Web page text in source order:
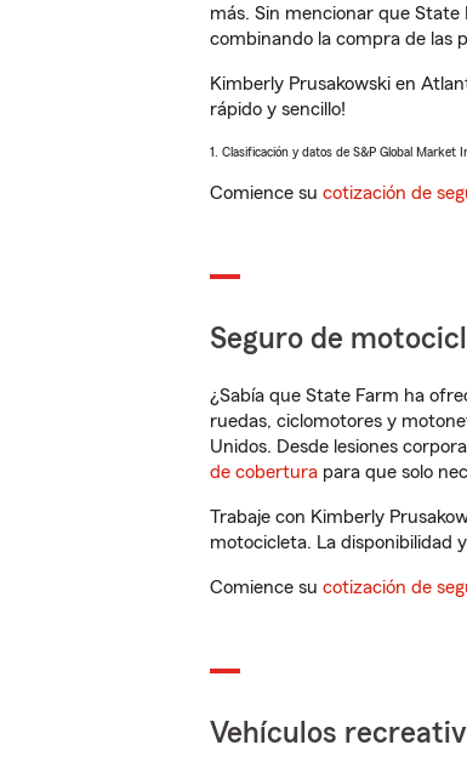
más. Sin mencionar que State
combinando la compra de las
Kimberly Prusakowski en
rápido y sencillo!
1. Clasificación y datos de S&P Global Market
Comience su cotización de
Seguro de
¿Sabía que State Farm ha
ruedas, ciclomotores y
Unidos. Desde lesiones
de cobertura para que solo
Trabaje con Kimberly
motocicleta. La disponibilidad
Comience su cotización de
Vehículos